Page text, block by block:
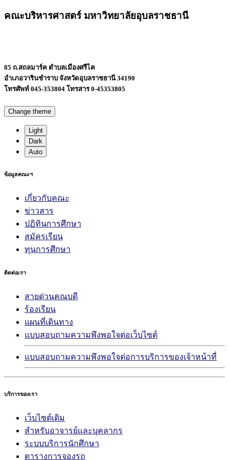
คณะบริหารศาสตร์ มหาวิทยาลัยอุบลราชธานี
85 ถ.สถลมาร์ค ตำบลเมืองศรีไค
อำเภอวารินชำราบ จังหวัดอุบลราชธานี 34190
โทรศัพท์ 045-353804 โทรสาร 0-45353805
Change theme
Light
Dark
Auto
ข้อมูลคณะฯ
เกี่ยวกับคณะ
ข่าวสาร
ปฏิทินการศึกษา
สมัครเรียน
ทุนการศึกษา
ติดต่อเรา
สายด่วนคณบดี
ร้องเรียน
แผนที่เดินทาง
แบบสอบถามความพึงพอใจต่อเว็บไซต์
แบบสอบถามความพึงพอใจต่อการบริการของเจ้าหน้าที่
บริการของเรา
เว็บไซต์เดิม
สำหรับอาจารย์และบุคลากร
ระบบบริการนักศึกษา
ตารางการจองรถ